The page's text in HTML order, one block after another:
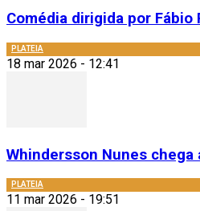
Comédia dirigida por Fábio
PLATEIA
18 mar 2026 - 12:41
Whindersson Nunes chega
PLATEIA
11 mar 2026 - 19:51